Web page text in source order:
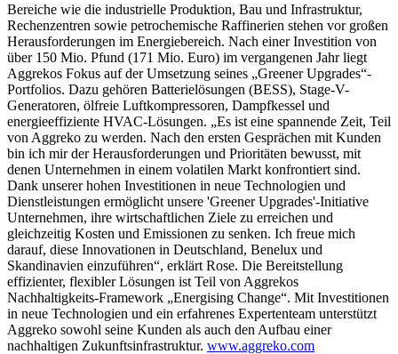
Bereiche wie die industrielle Produktion, Bau und Infrastruktur,
Rechenzentren sowie petrochemische Raffinerien stehen vor großen
Herausforderungen im Energiebereich. Nach einer Investition von
über 150 Mio. Pfund (171 Mio. Euro) im vergangenen Jahr liegt
Aggrekos Fokus auf der Umsetzung seines „Greener Upgrades“-
Portfolios. Dazu gehören Batterielösungen (BESS), Stage-V-
Generatoren, ölfreie Luftkompressoren, Dampfkessel und
energieeffiziente HVAC-Lösungen. „Es ist eine spannende Zeit, Teil
von Aggreko zu werden. Nach den ersten Gesprächen mit Kunden
bin ich mir der Herausforderungen und Prioritäten bewusst, mit
denen Unternehmen in einem volatilen Markt konfrontiert sind.
Dank unserer hohen Investitionen in neue Technologien und
Dienstleistungen ermöglicht unsere 'Greener Upgrades'-Initiative
Unternehmen, ihre wirtschaftlichen Ziele zu erreichen und
gleichzeitig Kosten und Emissionen zu senken. Ich freue mich
darauf, diese Innovationen in Deutschland, Benelux und
Skandinavien einzuführen“, erklärt Rose. Die Bereitstellung
effizienter, flexibler Lösungen ist Teil von Aggrekos
Nachhaltigkeits-Framework „Energising Change“. Mit Investitionen
in neue Technologien und ein erfahrenes Expertenteam unterstützt
Aggreko sowohl seine Kunden als auch den Aufbau einer
nachhaltigen Zukunftsinfrastruktur. www.aggreko.com